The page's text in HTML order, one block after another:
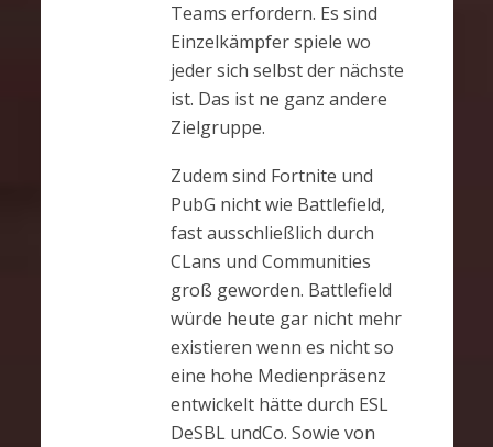
Teams erfordern. Es sind
Einzelkämpfer spiele wo
jeder sich selbst der nächste
ist. Das ist ne ganz andere
Zielgruppe.
Zudem sind Fortnite und
PubG nicht wie Battlefield,
fast ausschließlich durch
CLans und Communities
groß geworden. Battlefield
würde heute gar nicht mehr
existieren wenn es nicht so
eine hohe Medienpräsenz
entwickelt hätte durch ESL
DeSBL undCo. Sowie von